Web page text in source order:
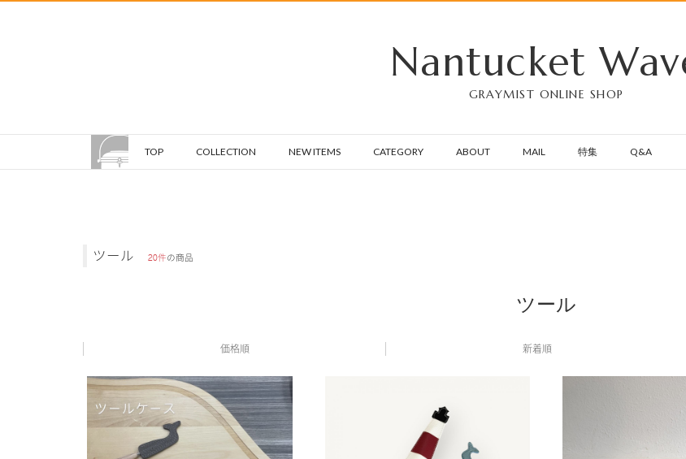
Nantucket
GRAYMIST ONLINE SHOP
TOP COLLECTION NEW ITEMS CATEGORY ABOUT MAIL 特集 Q&A
ツール 20件の商品
ツール
価格順 新着順